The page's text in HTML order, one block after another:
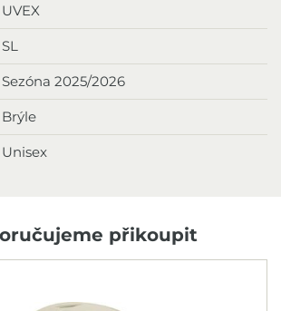
UVEX
SL
Sezóna 2025/2026
Brýle
Unisex
přikoupit